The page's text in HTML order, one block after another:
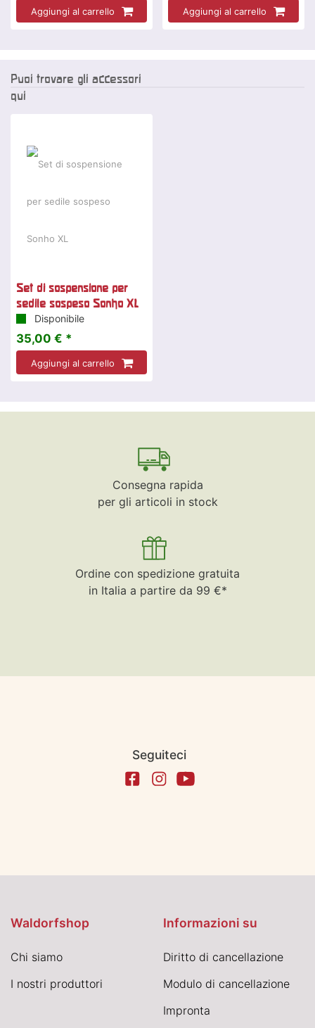
Aggiungi al carrello Aggiungi al carrello
Puoi trovare gli accessori
qui
Set di sospensione per
sedile sospeso Sonho XL
Disponibile
35,00 € *
Aggiungi al carrello
Consegna rapida
per gli articoli in stock
Ordine con spedizione gratuita
in Italia a partire da 99 €*
Seguiteci
Waldorfshop
Chi siamo
I nostri produttori
Informazioni su
Diritto di cancellazione
Modulo di cancellazione
Impronta